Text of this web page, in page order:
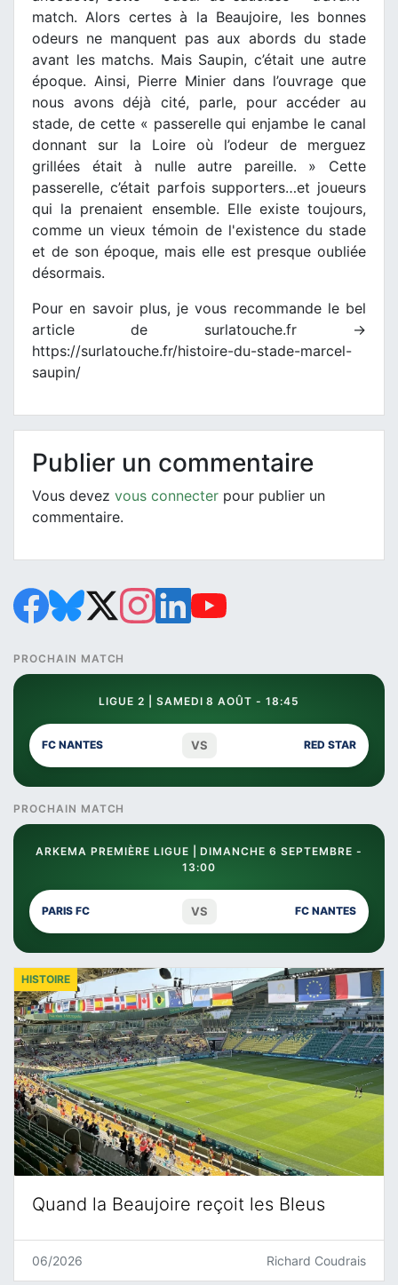
match. Alors certes à la Beaujoire, les bonnes
odeurs ne manquent pas aux abords du stade
avant les matchs. Mais Saupin, c’était une autre
époque. Ainsi, Pierre Minier dans l’ouvrage que
nous avons déjà cité, parle, pour accéder au
stade, de cette « passerelle qui enjambe le canal
donnant sur la Loire où l’odeur de merguez
grillées était à nulle autre pareille. » Cette
passerelle, c’était parfois supporters…et joueurs
qui la prenaient ensemble. Elle existe toujours,
comme un vieux témoin de l'existence du stade
et de son époque, mais elle est presque oubliée
désormais.
Pour en savoir plus, je vous recommande le bel
article de surlatouche.fr ->
https://surlatouche.fr/histoire-du-stade-marcel-
saupin/
Publier un commentaire
Vous devez vous connecter pour publier un
commentaire.
PROCHAIN MATCH
LIGUE 2 | SAMEDI 8 AOÛT - 18:45
FC NANTES VS RED STAR
PROCHAIN MATCH
ARKEMA PREMIÈRE LIGUE | DIMANCHE 6 SEPTEMBRE -
13:00
PARIS FC VS FC NANTES
Quand la Beaujoire reçoit les Bleus
HISTOIRE
06/2026 Richard Coudrais